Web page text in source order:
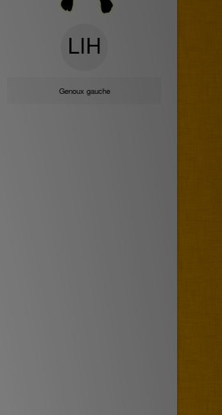
LIH
Genoux gauche